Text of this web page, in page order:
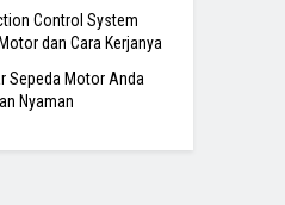
Control System
dan Cara Kerjanya
Sepeda Motor Anda
Nyaman